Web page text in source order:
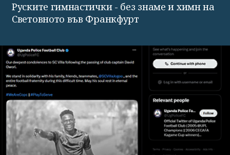
Руските гимнастички - без знаме и химн на
Световното във Франкфурт